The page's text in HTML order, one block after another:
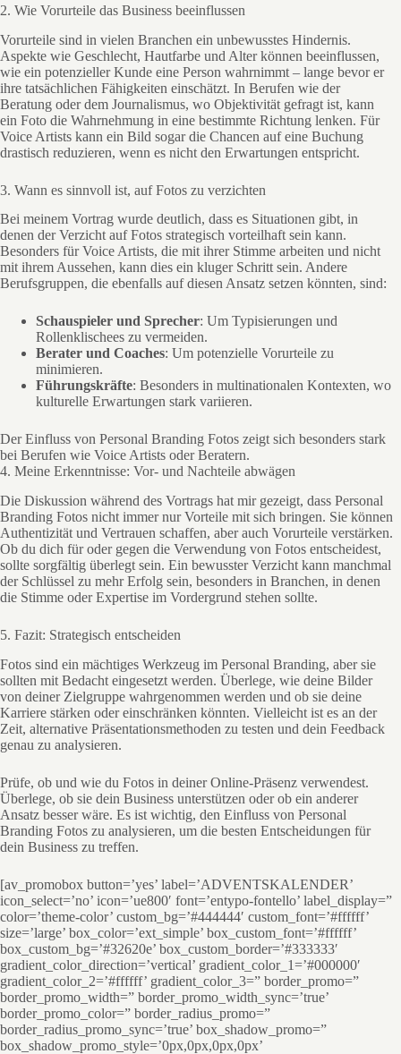
2. Wie Vorurteile das Business beeinflussen
Vorurteile sind in vielen Branchen ein unbewusstes Hindernis.
Aspekte wie Geschlecht, Hautfarbe und Alter können beeinflussen,
wie ein potenzieller Kunde eine Person wahrnimmt – lange bevor er
ihre tatsächlichen Fähigkeiten einschätzt. In Berufen wie der
Beratung oder dem Journalismus, wo Objektivität gefragt ist, kann
ein Foto die Wahrnehmung in eine bestimmte Richtung lenken. Für
Voice Artists kann ein Bild sogar die Chancen auf eine Buchung
drastisch reduzieren, wenn es nicht den Erwartungen entspricht.
3. Wann es sinnvoll ist, auf Fotos zu verzichten
Bei meinem Vortrag wurde deutlich, dass es Situationen gibt, in
denen der Verzicht auf Fotos strategisch vorteilhaft sein kann.
Besonders für Voice Artists, die mit ihrer Stimme arbeiten und nicht
mit ihrem Aussehen, kann dies ein kluger Schritt sein. Andere
Berufsgruppen, die ebenfalls auf diesen Ansatz setzen könnten, sind:
Schauspieler und Sprecher: Um Typisierungen und
Rollenklischees zu vermeiden.
Berater und Coaches: Um potenzielle Vorurteile zu
minimieren.
Führungskräfte: Besonders in multinationalen Kontexten, wo
kulturelle Erwartungen stark variieren.
Der Einfluss von Personal Branding Fotos zeigt sich besonders stark
bei Berufen wie Voice Artists oder Beratern.
4. Meine Erkenntnisse: Vor- und Nachteile abwägen
Die Diskussion während des Vortrags hat mir gezeigt, dass Personal
Branding Fotos nicht immer nur Vorteile mit sich bringen. Sie können
Authentizität und Vertrauen schaffen, aber auch Vorurteile verstärken.
Ob du dich für oder gegen die Verwendung von Fotos entscheidest,
sollte sorgfältig überlegt sein. Ein bewusster Verzicht kann manchmal
der Schlüssel zu mehr Erfolg sein, besonders in Branchen, in denen
die Stimme oder Expertise im Vordergrund stehen sollte.
5. Fazit: Strategisch entscheiden
Fotos sind ein mächtiges Werkzeug im Personal Branding, aber sie
sollten mit Bedacht eingesetzt werden. Überlege, wie deine Bilder
von deiner Zielgruppe wahrgenommen werden und ob sie deine
Karriere stärken oder einschränken könnten. Vielleicht ist es an der
Zeit, alternative Präsentationsmethoden zu testen und dein Feedback
genau zu analysieren.
Prüfe, ob und wie du Fotos in deiner Online-Präsenz verwendest.
Überlege, ob sie dein Business unterstützen oder ob ein anderer
Ansatz besser wäre. Es ist wichtig, den Einfluss von Personal
Branding Fotos zu analysieren, um die besten Entscheidungen für
dein Business zu treffen.
[av_promobox button=’yes’ label=’ADVENTSKALENDER’
icon_select=’no’ icon=’ue800′ font=’entypo-fontello’ label_display=”
color=’theme-color’ custom_bg=’#444444′ custom_font=’#ffffff’
size=’large’ box_color=’ext_simple’ box_custom_font=’#ffffff’
box_custom_bg=’#32620e’ box_custom_border=’#333333′
gradient_color_direction=’vertical’ gradient_color_1=’#000000′
gradient_color_2=’#ffffff’ gradient_color_3=” border_promo=”
border_promo_width=” border_promo_width_sync=’true’
border_promo_color=” border_radius_promo=”
border_radius_promo_sync=’true’ box_shadow_promo=”
box_shadow_promo_style=’0px,0px,0px,0px’